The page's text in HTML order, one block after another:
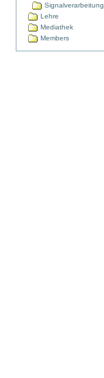
Signalverarbeitung
Lehre
Mediathek
Members